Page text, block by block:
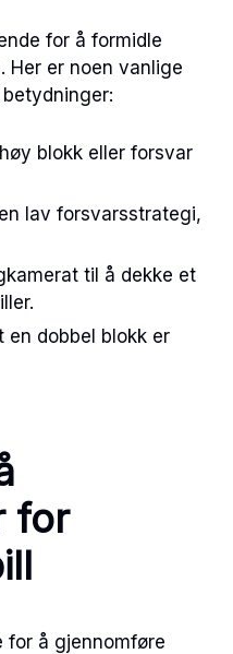
for å formidle
Her er noen vanlige
blokk eller forsvar
lav forsvarsstrategi,
til å dekke et
en dobbel blokk er
for
for å gjennomføre